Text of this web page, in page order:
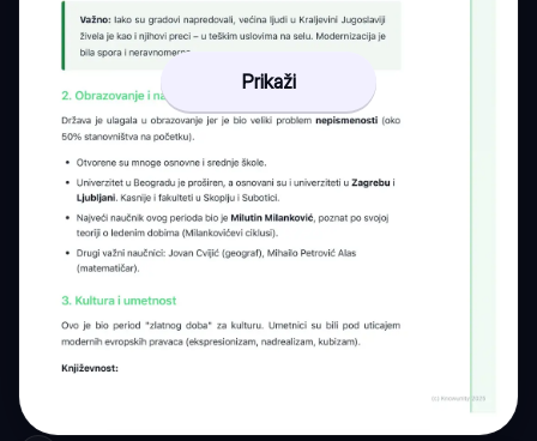
Prikaži